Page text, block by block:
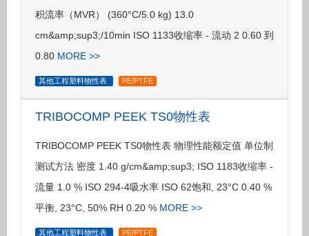
积流率（MVR） (360°C/5.0 kg) 13.0
cm&amp;sup3;/10min ISO 1133收缩率 - 流动 2 0.60 到
0.80 MORE >>
其他工程塑料物性表 PE/PTFE
TRIBOCOMP PEEK TS0物性表
TRIBOCOMP PEEK TS0物性表 物理性能额定值 单位制
测试方法 密度 1.40 g/cm&amp;sup3; ISO 1183收缩率 -
流量 1.0 % ISO 294-4吸水率 ISO 62饱和, 23°C 0.40 %
平衡, 23°C, 50% RH 0.20 % MORE >>
其他工程塑料物性表 PE/PTFE